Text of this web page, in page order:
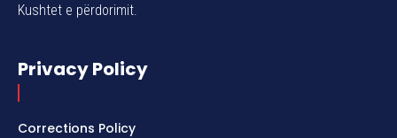
Kushtet e përdorimit.
Privacy Policy
Corrections Policy